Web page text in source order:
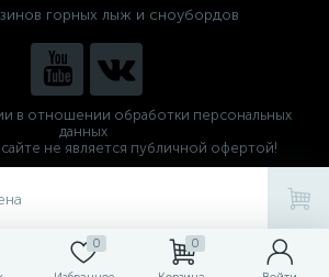
0 0
горных лыж и сноубордов
в отношении обработки персональных
данных
не является публичной офертой!